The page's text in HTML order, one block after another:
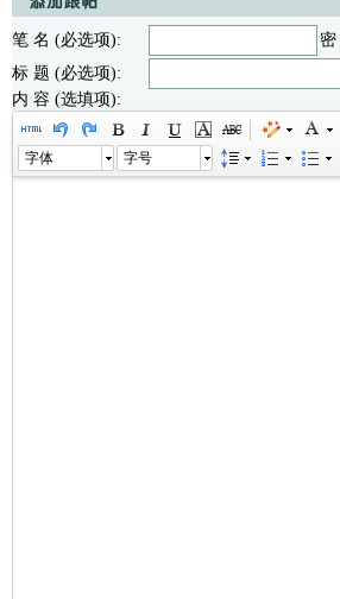
笔 名 (必选项):
标 题 (必选项):
内 容 (选填项):
字体 字号